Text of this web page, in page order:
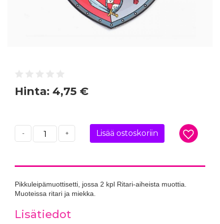
Hinta: 4,75 €
- + Lisää ostoskoriin
Pikkuleipämuottisetti, jossa 2 kpl Ritari-aiheista muottia.
Muoteissa ritari ja miekka.
Lisätiedot